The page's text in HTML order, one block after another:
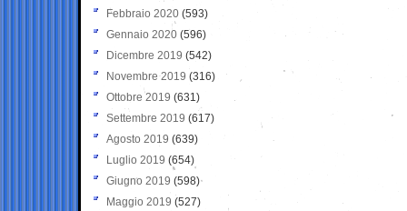
Febbraio 2020 (593)
Gennaio 2020 (596)
Dicembre 2019 (542)
Novembre 2019 (316)
Ottobre 2019 (631)
Settembre 2019 (617)
Agosto 2019 (639)
Luglio 2019 (654)
Giugno 2019 (598)
Maggio 2019 (527)